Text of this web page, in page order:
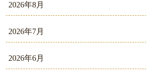
2026年8月
2026年7月
2026年6月